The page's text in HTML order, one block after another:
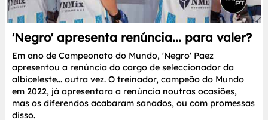
'Negro' apresenta renúncia... para valer?
Em ano de Campeonato do Mundo, 'Negro' Paez
apresentou a renúncia do cargo de seleccionador da
albiceleste... outra vez. O treinador, campeão do Mundo
em 2022, já apresentara a renúncia noutras ocasiões,
mas os diferendos acabaram sanados, ou com promessas
disso.